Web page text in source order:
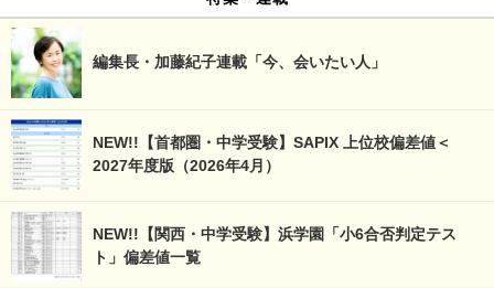
編集長・加藤紀子連載「今、会いたい人」
NEW!!【首都圏・中学受験】SAPIX 上位校偏差値＜
2027年度版（2026年4月）
NEW!!【関西・中学受験】浜学園「小6合否判定テス
ト」偏差値一覧